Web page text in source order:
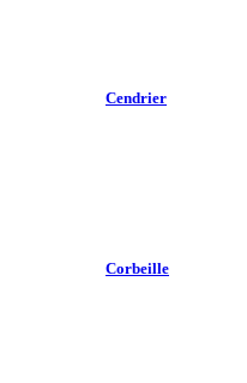
Cendrier
Corbeille